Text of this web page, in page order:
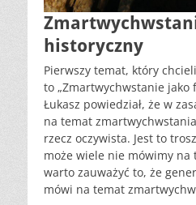
historyczny
Pierwszy temat, który
to „Zmartwychwstanie jako
Łukasz powiedział, że w
na temat
rzecz oczywista. Jest to
może wiele nie mówimy na
warto zauważyć to, że
mówi na temat